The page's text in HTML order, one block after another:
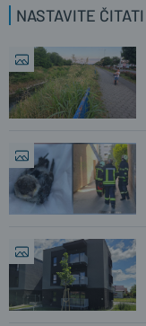
NASTAVITE ČITATI